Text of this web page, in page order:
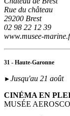
Rue du château
29200 Brest
02 98 22 12 39
www.musee-
31 - Haute-Garonne
► Jusqu'au 21 août
CINÉMA EN
MUSÉE